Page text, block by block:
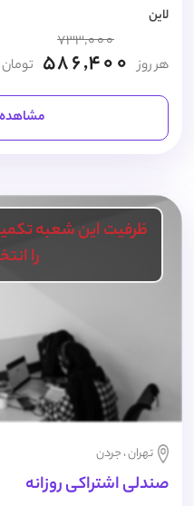
لاین
هر روز
733,000
586,400 تومان
مشاهده
ظرفیت این شعبه
را
تهران ، جردن
صندلی اشتراکی روزانه